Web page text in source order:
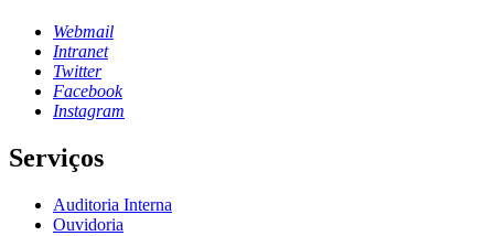
Webmail
Intranet
Twitter
Facebook
Instagram
Serviços
Auditoria Interna
Ouvidoria